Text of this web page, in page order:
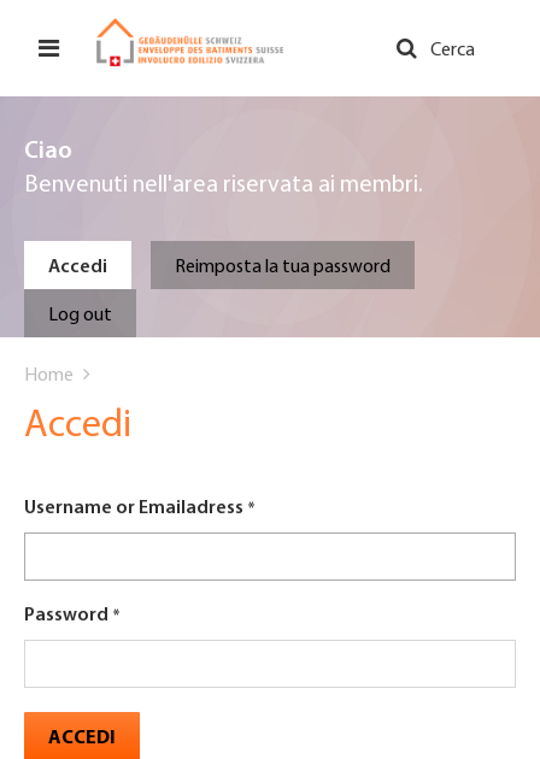
contenuto
principale
Cerca
Ciao
Benvenuti nell'area riservata ai membri.
Primary
tabs
Accedi Reimposta la tua password
Log out
are
here
Home
Accedi
Username or Emailadress
Password
ACCEDI